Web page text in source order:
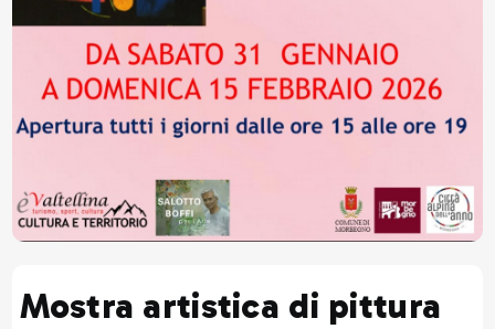
Mostra artistica di pittura